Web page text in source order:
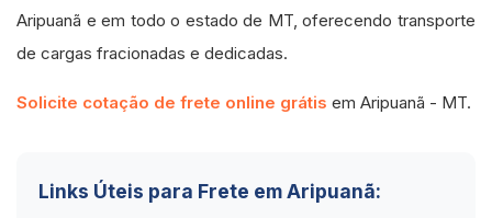
Aripuanã e em todo o estado de MT, oferecendo transporte
de cargas fracionadas e dedicadas.
Solicite cotação de frete online grátis em Aripuanã - MT.
Links Úteis para Frete em Aripuanã: